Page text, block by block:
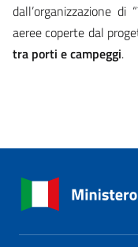
dall’organizzazione
aeree coperte dal
tra porti e campeggi.